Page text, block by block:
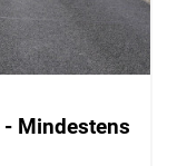
Mindestens